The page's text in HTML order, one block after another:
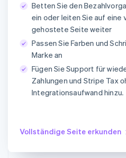
PayPal
Kartendaten
1234 1234 1234 1234
Betten Sie den
ein oder leiten Sie auf eine
gehostete Seite weiter
Passen Sie Farben und
Marke an
Fügen Sie Support für
Zahlungen und Stripe Tax
Integrationsaufwand hinzu.
Vollständige Seite erkunden
DeutschEnglish
Estland
English
简体中文 English
Finnland
EnglishSvenska
Frankreich
English
Gibraltar